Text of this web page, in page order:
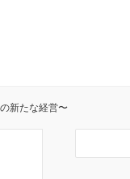
新たな経営〜